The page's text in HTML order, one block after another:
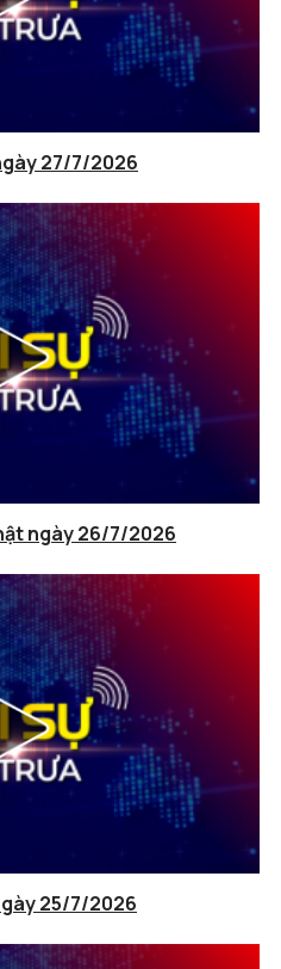
27/7/2026
ngày 26/7/2026
25/7/2026